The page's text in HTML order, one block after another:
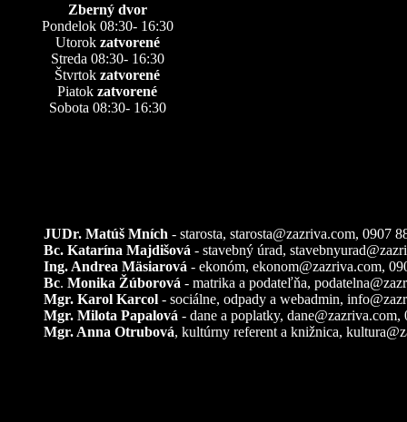
Zberný dvor
Pondelok 08:30- 16:30
Utorok zatvorené
Streda 08:30- 16:30
Štvrtok zatvorené
Piatok zatvorené
Sobota 08:30- 16:30
JUDr. Matúš Mních - starosta, starosta@zazriva.com, 0907
Bc. Katarína Majdišová - stavebný úrad,
Ing. Andrea Mäsiarová - ekonóm, ekonom@zazriva.com,
Bc. Monika Žúborová - matrika a podateľňa,
Mgr. Karol Karcol - sociálne, odpady a webadmin,
Mgr. Milota Papalová - dane a poplatky, dane@zazriva.com,
Mgr. Anna Otrubová, kultúrny referent a knižnica,